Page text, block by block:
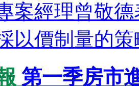
案經理曾敬
以價制量的
第一季房市